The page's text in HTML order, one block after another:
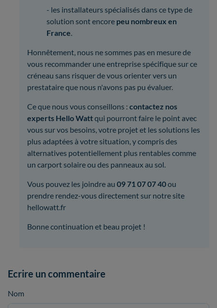
- les installateurs spécialisés dans ce type de
solution sont encore peu nombreux en
France.
Honnêtement, nous ne sommes pas en mesure de
vous recommander une entreprise spécifique sur ce
créneau sans risquer de vous orienter vers un
prestataire que nous n'avons pas pu évaluer.
Ce que nous vous conseillons : contactez nos
experts Hello Wattqui pourront faire le point avec
vous sur vos besoins, votre projet et les solutions les
plus adaptées à votre situation, y compris des
alternatives potentiellement plus rentables comme
un carport solaire ou des panneaux au sol.
Vous pouvez les joindre au 09 71 07 07 40ou
prendre rendez-vous directement sur notre site
hellowatt.fr
Bonne continuation et beau projet !
Ecrire un commentaire
Nom